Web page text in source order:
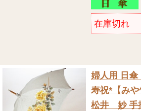
在庫切れ
婦人用 日傘
寿祝*【みや
松井 妙 手